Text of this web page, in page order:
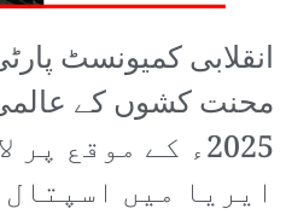
انقلابی کمیونسٹ
محنت کشوں کے
2025ء کے موقع
ایریا میں